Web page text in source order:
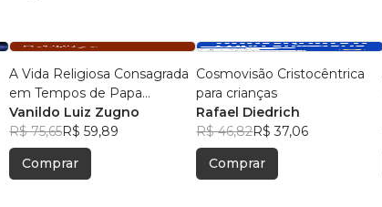
A Vida Religiosa Consagrada
em Tempos de Papa
Francisco
Vanildo Luiz Zugno
R$ 75,65R$ 59,89
Comprar
Cosmovisão Cristocêntrica
para crianças
Rafael Diedrich
R$ 46,82R$ 37,06
Comprar